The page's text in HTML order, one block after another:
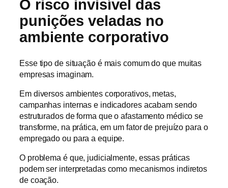
O risco invisível das
punições veladas no
ambiente corporativo
Esse tipo de situação é mais comum do que muitas
empresas imaginam.
Em diversos ambientes corporativos, metas,
campanhas internas e indicadores acabam sendo
estruturados de forma que o afastamento médico se
transforme, na prática, em um fator de prejuízo para o
empregado ou para a equipe.
O problema é que, judicialmente, essas práticas
podem ser interpretadas como mecanismos indiretos
de coação.